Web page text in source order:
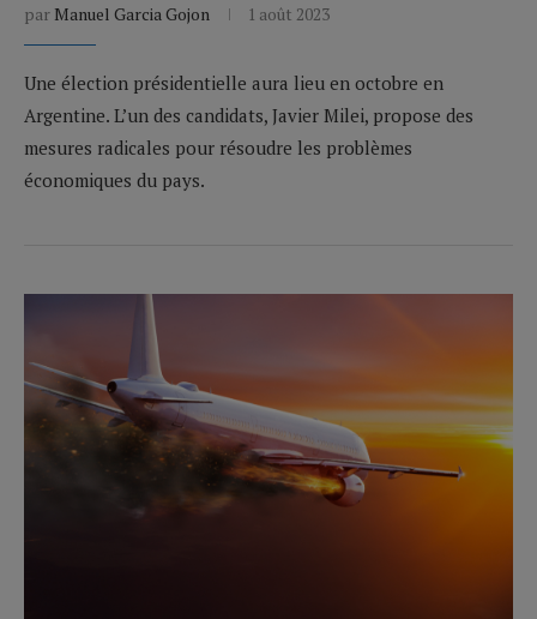
par Manuel Garcia Gojon 1 août 2023
Une élection présidentielle aura lieu en octobre en
Argentine. L’un des candidats, Javier Milei, propose des
mesures radicales pour résoudre les problèmes
économiques du pays.